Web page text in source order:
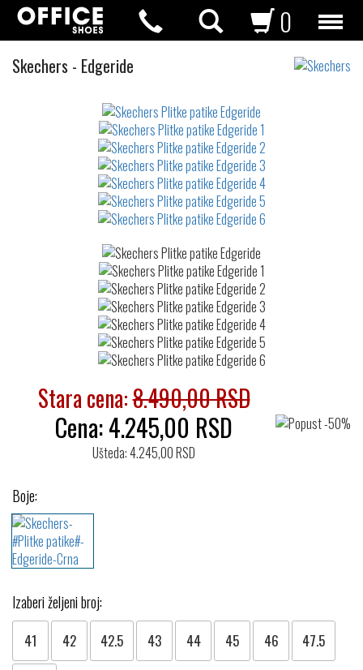
0
Skechers Plitke
patike
- Edgeride
Stara cena:8.490,00 RSD
Cena:4.245,00 RSD
Ušteda: 4.245,00 RSD
Boje:
Izaberi željeni broj:
41 42 42.5 43 44 45 46 47.5